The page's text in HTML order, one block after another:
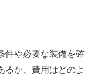
件や必要な装備を確
か、費用はどのよ